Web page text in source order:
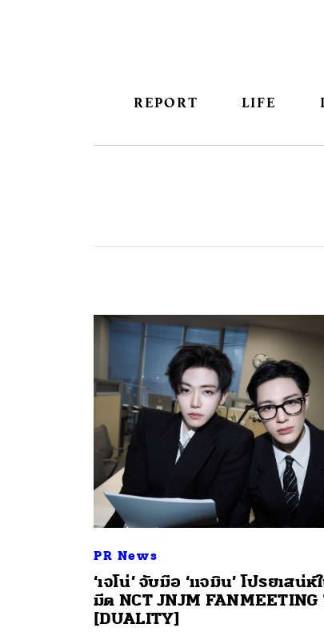
REPORT LIFE
PR News
‘เจโน่’ จับมือ ‘แจมิน’ โปรยเสน่
มีต NCT JNJM FANMEETING
[DUALITY]